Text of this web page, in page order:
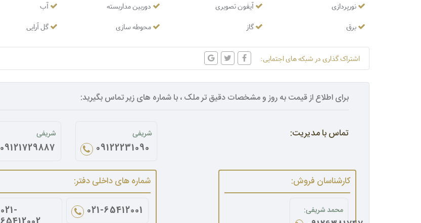
نورپردازی
آیفون تصویری دوربین مداربسته
آب
برق
گاز محوطه سازی گل آرایی
اشتراک گذاری در شبکه های اجتمایی:
برای اطلاع از قیمت به روز و مشخصات دقیق تر ملک ، با شماره های زیر تماس بگیرید:
تماس با مدیریت: شریفی
09122231090
شریفی
09121729887
کارشناسان فروش:
محمد شریفی:
شماره های داخلی دفتر:
021-65412001
021-